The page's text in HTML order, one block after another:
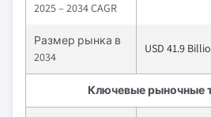
2025 – 2034 CAGR
Размер рынка в
2034
USD 41.9
Ключевые рыночные